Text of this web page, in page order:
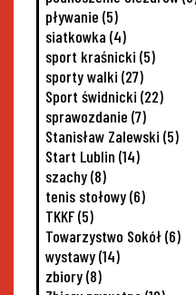
pływanie (5)
siatkowka (4)
sport kraśnicki (5)
sporty walki (27)
Sport świdnicki (22)
sprawozdanie (7)
Stanisław Zalewski (5)
Start Lublin (14)
szachy(8)
tenis stołowy(6)
TKKF(5)
Towarzystwo Sokół(6)
wystawy(14)
zbiory(8)